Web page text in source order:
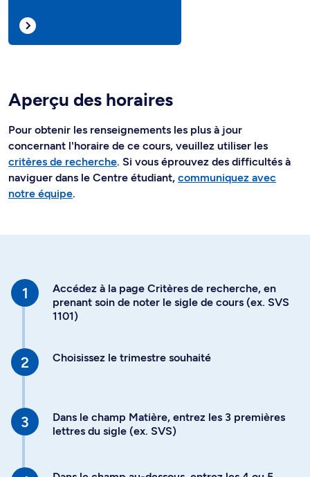
Aperçu des horaires
Pour obtenir les renseignements les plus à jour
concernant l'horaire de ce cours, veuillez utiliser les
critères de recherche. Si vous éprouvez des difficultés à
naviguer dans le Centre étudiant, communiquez avec
notre équipe.
Accédez à la page Critères de recherche, en
prenant soin de noter le sigle de cours (ex. SVS
1101)
Choisissez le trimestre souhaité
Dans le champ Matière, entrez les 3 premières
lettres du sigle (ex. SVS)